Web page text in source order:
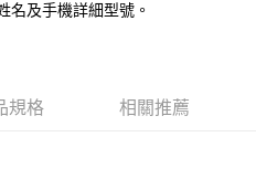
訂單仍視為有效，需透過AFTEE先享
)免運費
名及手機詳細型號。
規格 相關推薦